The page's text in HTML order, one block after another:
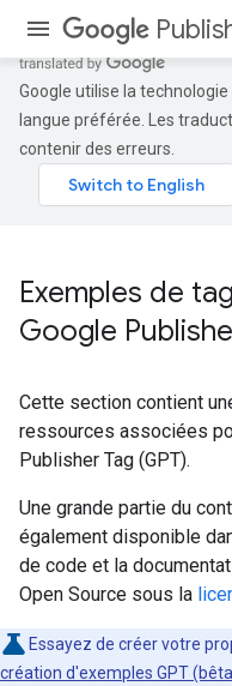
Google utilise la
langue préférée. Les
contenir des erreurs.
Exemples de
Google
Cette section contient
ressources associées
Publisher Tag (GPT).
Une grande partie du
également disponible
de code et la
Open Source sous la
Essayez de créer votre
création d'exemples GPT